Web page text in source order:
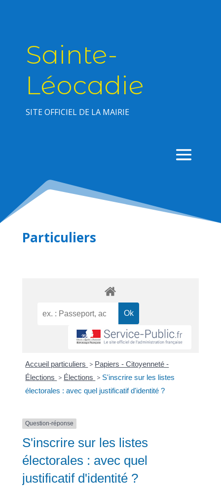
Sainte-
Léocadie
SITE OFFICIEL DE LA MAIRIE
Particuliers
Accueil particuliers > Papiers - Citoyenneté -
Élections > Élections > S'inscrire sur les listes
électorales : avec quel justificatif d'identité ?
Question-réponse
S'inscrire sur les listes
électorales : avec quel
justificatif d'identité ?